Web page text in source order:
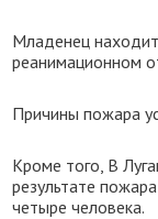
Младенец
реанимационном
Причины пожара
Кроме того, В
результате
четыре человека.